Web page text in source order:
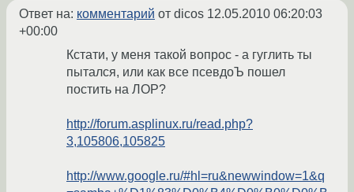
Ответ на: комментарий от dicos 12.05.2010 06:20:03
+00:00
Кстати, у меня такой вопрос - а гуглить ты
пытался, или как все псевдоЪ пошел
постить на ЛОР?
http://forum.asplinux.ru/read.php?
3,105806,105825
http://www.google.ru/#hl=ru&newwindow=1&q